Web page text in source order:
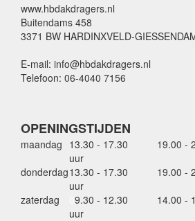
www.hbdakdragers.nl
Buitendams 458
3371 BW HARDINXVELD-
E-mail: info@hbdakdragers.nl
Telefoon: 06-4040 7156
OPENINGSTIJDEN
maandag 13.30 - 17.30
uur
19.00 -
donderdag13.30 - 17.30
uur
19.00 -
zaterdag
9.30 - 12.30
uur
14.00 -